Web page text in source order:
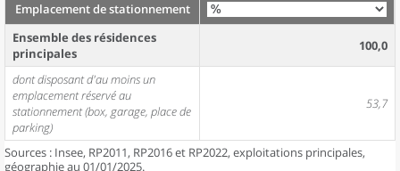
Emplacement de stationnement
Ensemble des résidences
principales
100,0
dont disposant d'au moins un
emplacement réservé au
stationnement (box, garage, place de
parking)
53,7
Sources : Insee, RP2011, RP2016 et RP2022, exploitations principales,
géographie au 01/01/2025.